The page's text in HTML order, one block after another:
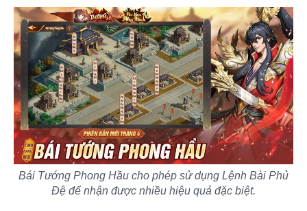
Bái Tướng Phong Hầu cho phép sử dụng Lệnh Bài Phủ
Đệ để nhận được nhiều hiệu quả đặc biệt.